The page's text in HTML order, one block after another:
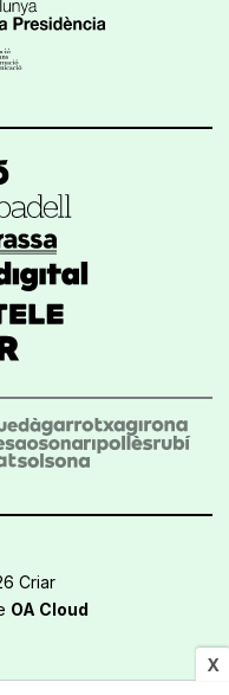
X
Criar
OA Cloud